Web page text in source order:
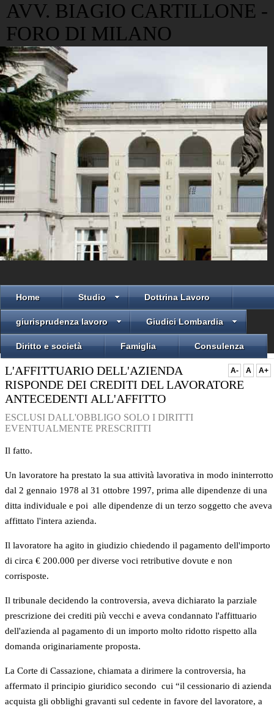
AVV. BIAGIO CARTILLONE -
FORO DI MILANO
Home Studio Dottrina Lavoro
giurisprudenza lavoro Giudici Lombardia
Diritto e società Famiglia Consulenza
A- A A+
L'AFFITTUARIO DELL'AZIENDA
RISPONDE DEI CREDITI DEL LAVORATORE
ANTECEDENTI ALL'AFFITTO
ESCLUSI DALL'OBBLIGO SOLO I DIRITTI
EVENTUALMENTE PRESCRITTI
Il fatto.
Un lavoratore ha prestato la sua attività lavorativa in modo ininterrotto
dal 2 gennaio 1978 al 31 ottobre 1997, prima alle dipendenze di una
ditta individuale e poi alle dipendenze di un terzo soggetto che aveva
affittato l'intera azienda.
Il lavoratore ha agito in giudizio chiedendo il pagamento dell'importo
di circa € 200.000 per diverse voci retributive dovute e non
corrisposte.
Il tribunale decidendo la controversia, aveva dichiarato la parziale
prescrizione dei crediti più vecchi e aveva condannato l'affittuario
dell'azienda al pagamento di un importo molto ridotto rispetto alla
domanda originariamente proposta.
La Corte di Cassazione, chiamata a dirimere la controversia, ha
affermato il principio giuridico secondo cui “il cessionario di azienda
acquista gli obblighi gravanti sul cedente in favore del lavoratore, a